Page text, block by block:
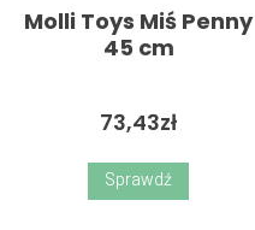
Molli Toys Miś Penny
45 cm
73,43zł
Sprawdź